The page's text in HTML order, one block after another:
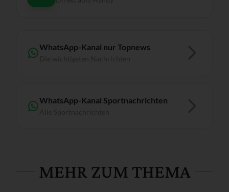
WhatsApp-Kanal nur Topnews
WhatsApp-Kanal Sportnachrichten
MEHR ZUM THEMA